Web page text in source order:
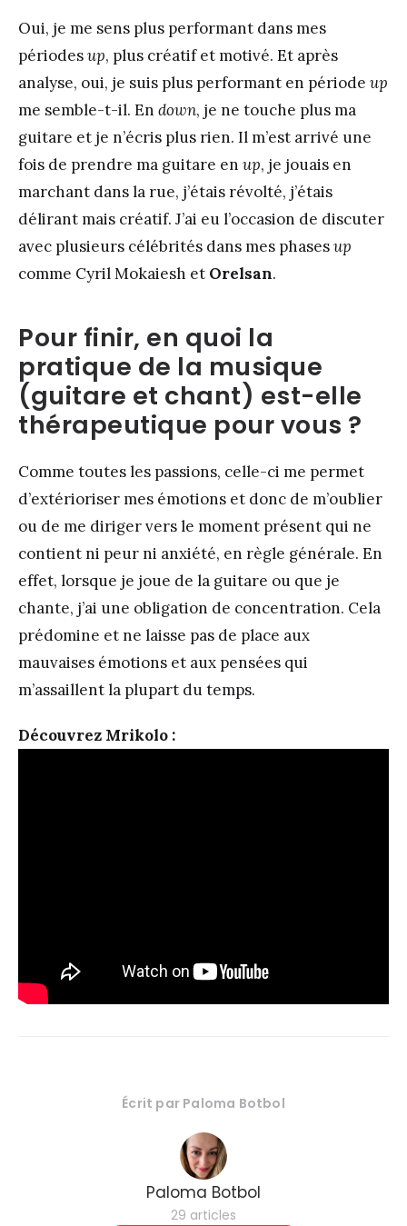
Oui, je me sens plus performant dans mes
périodesup, plus créatif et motivé. Et après
analyse, oui, je suis plus performant en période up
me semble-t-il. En down, je ne touche plus ma
guitare et je n’écris plus rien. Il m’est arrivé une
fois de prendre ma guitare en up, je jouais en
marchant dans la rue, j’étais révolté, j’étais
délirant mais créatif. J’ai eu l’occasion de discuter
avec plusieurs célébrités dans mes phasesup
comme Cyril Mokaiesh et Orelsan.
Pour finir, en quoi la
pratique de la musique
(guitare et chant) est-elle
thérapeutique pour vous ?
Comme toutes les passions, celle-ci me permet
d’extérioriser mes émotions et donc de m’oublier
ou de me diriger vers le moment présent qui ne
contient ni peur ni anxiété, en règle générale. En
effet, lorsque je joue de la guitare ou que je
chante, j’ai une obligation de concentration. Cela
prédomine et ne laisse pas de place aux
mauvaises émotions et aux pensées qui
m’assaillent la plupart du temps.
Découvrez Mrikolo :
Écrit par Paloma Botbol
Paloma Botbol
29 articles